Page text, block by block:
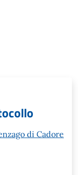
di Cadore